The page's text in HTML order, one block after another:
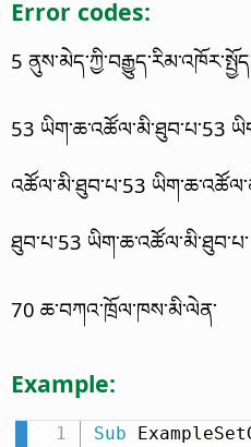
Error codes:
5
53 ཡིག་ཆ་འཚོལ་མི་ཐུབ་པ་53
འཚོལ་མི་ཐུབ་པ་53
ཐུབ་པ་53 ཡིག་ཆ་འཚོལ་མི་ཐུབ་པ་
70 ཆ་བཀའ་ཁྲོལ་ཁས་མི་ལེན་
Example:
Sub